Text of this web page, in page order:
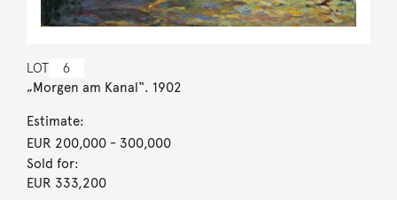
LOT 6
„Morgen am Kanal“. 1902
Estimate:
EUR 200,000- 300,000
Sold for:
EUR 333,200